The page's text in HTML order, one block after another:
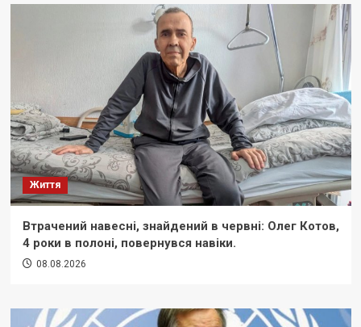
Життя
Втрачений навесні, знайдений в червні: Олег Котов,
4 роки в полоні, повернувся навіки.
08.08.2026